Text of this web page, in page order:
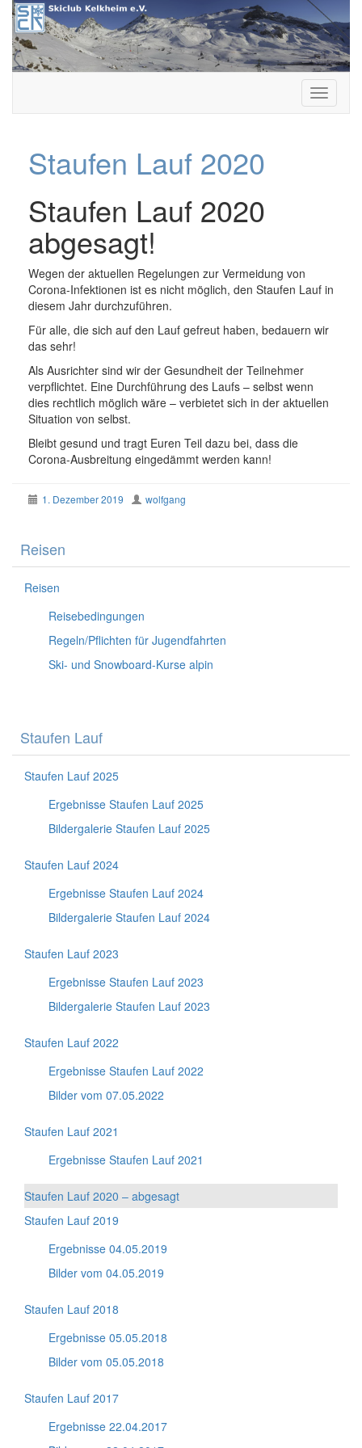
Skip
content
Skiclub Kelkheim e.V.
Staufen Lauf 2020
Staufen Lauf 2020
abgesagt!
Wegen der aktuellen Regelungen zur Vermeidung von
Corona-Infektionen ist es nicht möglich, den Staufen Lauf in
diesem Jahr durchzuführen.
Für alle, die sich auf den Lauf gefreut haben, bedauern wir
das sehr!
Als Ausrichter sind wir der Gesundheit der Teilnehmer
verpflichtet. Eine Durchführung des Laufs – selbst wenn
dies rechtlich möglich wäre – verbietet sich in der aktuellen
Situation von selbst.
Bleibt gesund und tragt Euren Teil dazu bei, dass die
Corona-Ausbreitung eingedämmt werden kann!
1. Dezember 2019 wolfgang
Reisen
Reisen
Reisebedingungen
Regeln/Pflichten für Jugendfahrten
Ski- und Snowboard-Kurse alpin
Staufen Lauf
Staufen Lauf 2025
Ergebnisse Staufen Lauf 2025
Bildergalerie Staufen Lauf 2025
Staufen Lauf 2024
Ergebnisse Staufen Lauf 2024
Bildergalerie Staufen Lauf 2024
Staufen Lauf 2023
Ergebnisse Staufen Lauf 2023
Bildergalerie Staufen Lauf 2023
Staufen Lauf 2022
Ergebnisse Staufen Lauf 2022
Bilder vom 07.05.2022
Staufen Lauf 2021
Ergebnisse Staufen Lauf 2021
Staufen Lauf 2020 – abgesagt
Staufen Lauf 2019
Ergebnisse 04.05.2019
Bilder vom 04.05.2019
Staufen Lauf 2018
Ergebnisse 05.05.2018
Bilder vom 05.05.2018
Staufen Lauf 2017
Ergebnisse 22.04.2017